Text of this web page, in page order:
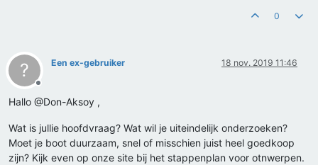
0
?
Offline
Een ex-gebruiker 18 nov. 2019 11:46
Hallo @Don-Aksoy ,
Wat is jullie hoofdvraag? Wat wil je uiteindelijk onderzoeken?
Moet je boot duurzaam, snel of misschien juist heel goedkoop
zijn? Kijk even op onze site bij het stappenplan voor otnwerpen.